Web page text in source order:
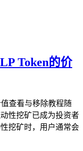
Token的价
查看与移除教程随
性挖矿已成为投资者
挖矿时，用户通常会